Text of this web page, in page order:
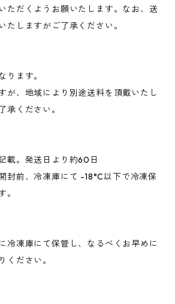
ただくようお願いたします。なお、送
たしますがご了承ください。
ります。
が、地域により別途送料を頂戴いたし
承ください。
載。発送日より約60日
封前、冷凍庫にて -18°C以下で冷凍保
。
冷凍庫にて保管し、なるべくお早めに
ください。